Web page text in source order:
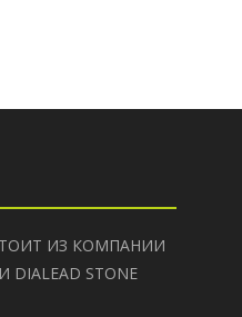
ИЗ КОМПАНИИ
DIALEAD STONE